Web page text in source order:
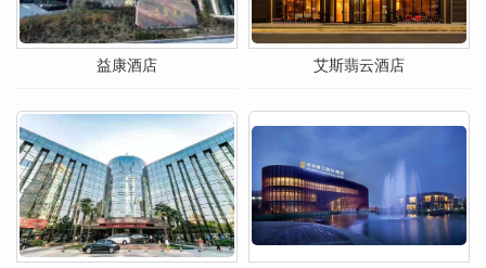
益康酒店 艾斯翡云酒店